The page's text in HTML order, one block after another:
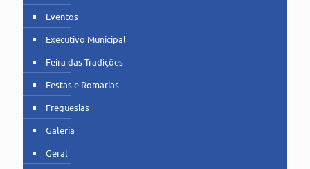
Eventos
Executivo Municipal
Feira das Tradições
Festas e Romarias
Freguesias
Galeria
Geral